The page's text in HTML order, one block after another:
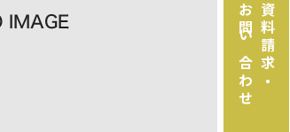
資料請求・
お問い合わせ